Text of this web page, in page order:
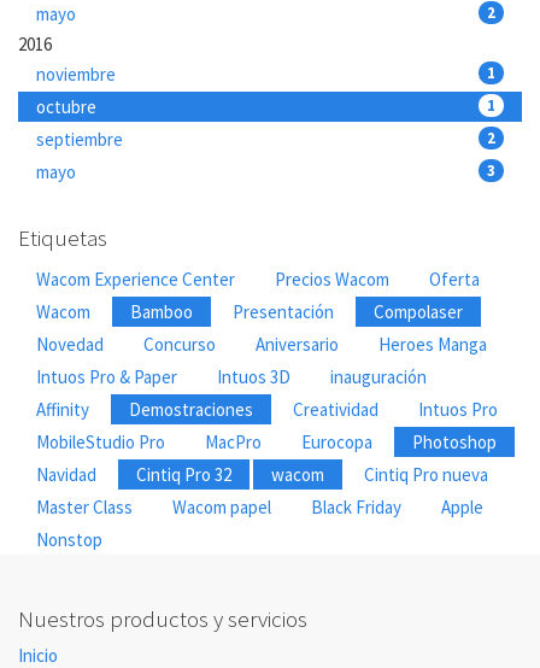
mayo 2
2016
noviembre
1
octubre 1
septiembre 2
mayo 3
Etiquetas
Wacom Experience Center Precios Wacom
Oferta
Wacom
Bamboo Presentación
Compolaser
Novedad
Concurso Aniversario
Heroes Manga
Intuos Pro & Paper
Intuos 3D
inauguración
Affinity
Demostraciones Creatividad
Intuos Pro
MobileStudio Pro
MacPro Eurocopa
Photoshop
Navidad
Cintiq Pro 32 wacom
Cintiq Pro nueva
Master Class
Wacom papel Black Friday
Apple
Nonstop
Nuestros productos y servicios
Inicio